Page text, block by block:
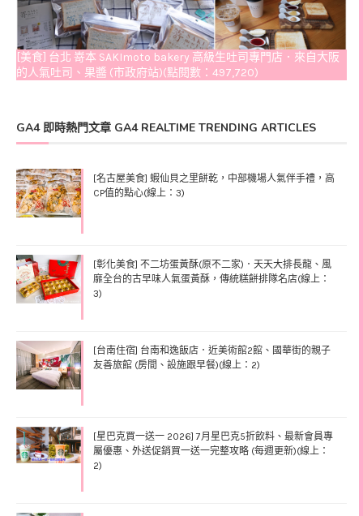
[美食] 台北 嵜本 SAKImoto bakery 高級生吐司專門店．來自大阪
的人氣吐司、果醬 (市政府站)(點閱數：497,720)
GA4 即時熱門文章 GA4 REALTIME TRENDING ARTICLES
[名古屋美食] 蝦仙貝之里餅乾，中部機場人氣伴手禮，高
CP值的點心(線上：3)
[彰化美食] 不二坊蛋黃酥(原不二家)．天天大排長龍、風
靡全台的古早味人氣蛋黃酥，傳統糕餅排隊名店(線上：
3)
[台南住宿] 台南和逸飯店．近美術館2館、國華街的親子
友善旅館 (房間、設施跟早餐)(線上：2)
[星巴克買一送一 2026] 7月星巴克5折飲料、最新會員專
屬優惠、外送促銷買一送一完整攻略 (每週更新)(線上：
2)